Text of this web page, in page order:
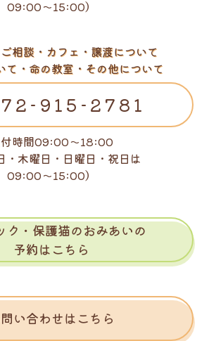
09:00～15:00）
相談・カフェ・譲渡について
て・命の教室・その他について
915-2781
時間09:00～18:00
・木曜日・日曜日・祝日は
09:00～15:00）
ク・保護猫のおみあいの
予約はこちら
い合わせはこちら